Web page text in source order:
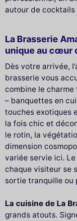
autour de cocktails
La Brasserie
unique au cœur
Dès votre arrivée,
brasserie vous
combine le
– banquettes en
touches exotiques
la fois chic et
le rotin, la
dimension
variée servie ici.
chaque visiteur se
sortie tranquille ou
La cuisine de La
grands atouts.